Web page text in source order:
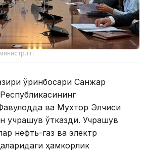
ўринбосари Санжар
ва Мухтор Элчиси
учрашув ўтказди. Учрашув
нефть-газ ва электр
ҳамкорлик